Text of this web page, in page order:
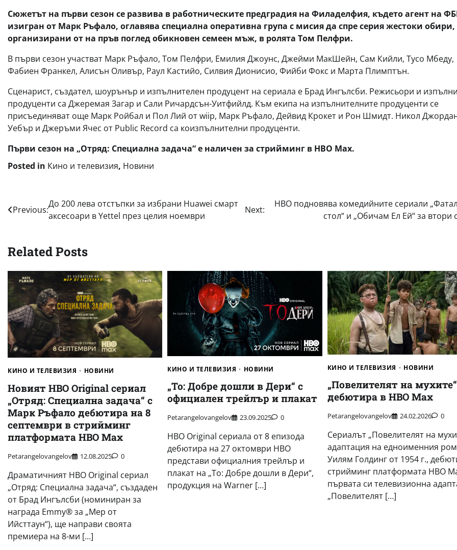
Сюжетът на първи сезон се развива в работническите предградия на Филаделфия, където агент на
изигран от Марк Ръфало, оглавява специална оперативна група с мисия да спре серия жестоки обири,
организирани от на пръв поглед обикновен семеен мъж, в ролята Том Пелфри.
В първи сезон участват Марк Ръфало, Том Пелфри, Емилия Джоунс, Джейми МакШейн, Сам Кийли, Тусо Мбеду,
Фабиен Франкел, Алисън Оливър, Раул Кастийо, Силвия Дионисио, Фийби Фокс и Марта Плимптън.
Сценарист, създател, шоурънър и изпълнителен продуцент на сериала е Брад Ингълсби. Режисьори и
продуценти са Джеремая Загар и Сали Ричардсън-Уитфийлд. Към екипа на изпълнителните продуценти се
присъединяват още Марк Ройбал и Пол Лий от wiip, Марк Ръфало, Дейвид Крокет и Рон Шмидт. Никол
Уебър и Джеръми Ячес от Public Record са коизпълнителни продуценти.
Първи сезон на „Отряд: Специална задача“ е наличен за стрийминг в HBO Max.
Posted in Кино и телевизия, Новини
Навигация
Previous:
До 200 лева отстъпки за избрани Huawei смарт
аксесоари в Yettel през целия ноември
Next:
HBO подновява комедийните сериали
стол“ и „Обичам Ел Ей“ за втори
Related Posts
КИНО И ТЕЛЕВИЗИЯ НОВИНИ
Новият HBO Original сериал
„Отряд: Специална задача“ с
Марк Ръфало дебютира на 8
септември в стрийминг
платформата HBO Max
Petarangelovangelov 12.08.2025 0
Драматичният HBO Original сериал
„Отряд: Специална задача“, създаден
от Брад Ингълсби (номиниран за
награда Emmy® за „Мер от
Ийсттаун“), ще направи своята
премиера на 8-ми […]
КИНО И ТЕЛЕВИЗИЯ НОВИНИ
„То: Добре дошли в Дери“ с
официален трейлър и плакат
Petarangelovangelov 23.09.2025 0
HBO Original сериала от 8 епизода
дебютира на 27 октомври HBO
представи официалния трейлър и
плакат на „То: Добре дошли в Дери“,
продукция на Warner […]
КИНО И ТЕЛЕВИЗИЯ НОВИНИ
„Повелителят на мухите“
дебютира в HBO Max
Petarangelovangelov 24.02.2026 0
Сериалът „Повелителят на
адаптация на едноименния
Уилям Голдинг от 1954 г.,
стрийминг платформата HBO
първата си телевизионна
„Повелителят […]